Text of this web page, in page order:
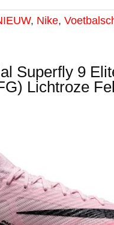
, Nike,
Superfly 9
Lichtroze